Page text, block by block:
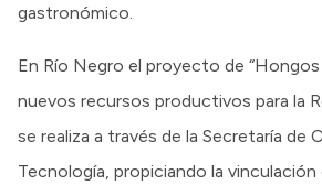
gastronómico.
En Río Negro el proyecto de
nuevos recursos productivos para la
se realiza a través de la Secretaría de
Tecnología, propiciando la